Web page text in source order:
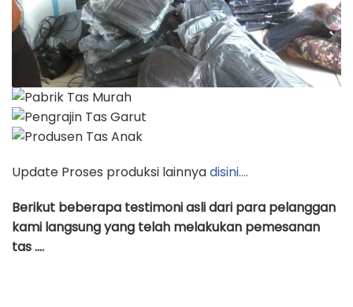
Update Proses produksi lainnyadisini….
Berikut beberapa testimoni asli dari para pelanggan
kami langsung yang telah melakukan pemesanan
tas ….